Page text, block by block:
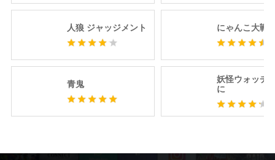
人狼 ジャッジメント
青鬼
にゃんこ大戦
妖怪ウォッチ
に